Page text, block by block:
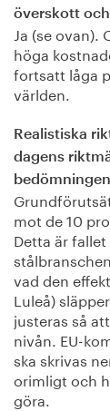
överskott
Ja (se ovan).
höga
fortsatt låga
världen.
Realistiska
dagens
mot de 10
Detta är
vad den
Luleå)
justeras så
nivån. EU-
ska skrivas
orimligt och
göra.